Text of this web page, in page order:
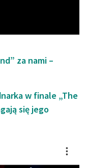
za nami –
w finale „The
się jego